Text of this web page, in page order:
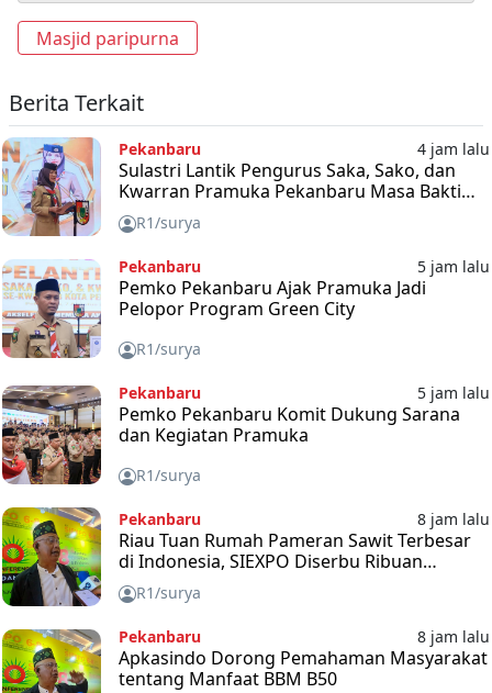
Masjid paripurna
Berita Terkait
Pekanbaru 4 jam lalu
Sulastri Lantik Pengurus Saka, Sako, dan
Kwarran Pramuka Pekanbaru Masa Bakti
2025-2030
R1/surya
Pekanbaru 5 jam lalu
Pemko Pekanbaru Ajak Pramuka Jadi
Pelopor Program Green City
R1/surya
Pekanbaru 5 jam lalu
Pemko Pekanbaru Komit Dukung Sarana
dan Kegiatan Pramuka
R1/surya
Pekanbaru 8 jam lalu
Riau Tuan Rumah Pameran Sawit Terbesar
di Indonesia, SIEXPO Diserbu Ribuan
Pengunjung
R1/surya
Pekanbaru 8 jam lalu
Apkasindo Dorong Pemahaman Masyarakat
tentang Manfaat BBM B50